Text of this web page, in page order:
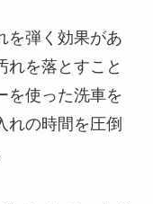
を弾く効果があ
れを落とすこと
を使った洗車を
れの時間を圧倒